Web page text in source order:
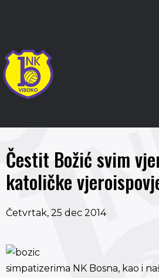
Čestit Božić svim
katoličke
Četvrtak, 25 dec 2014
simpatizerima NK Bosna, kao i